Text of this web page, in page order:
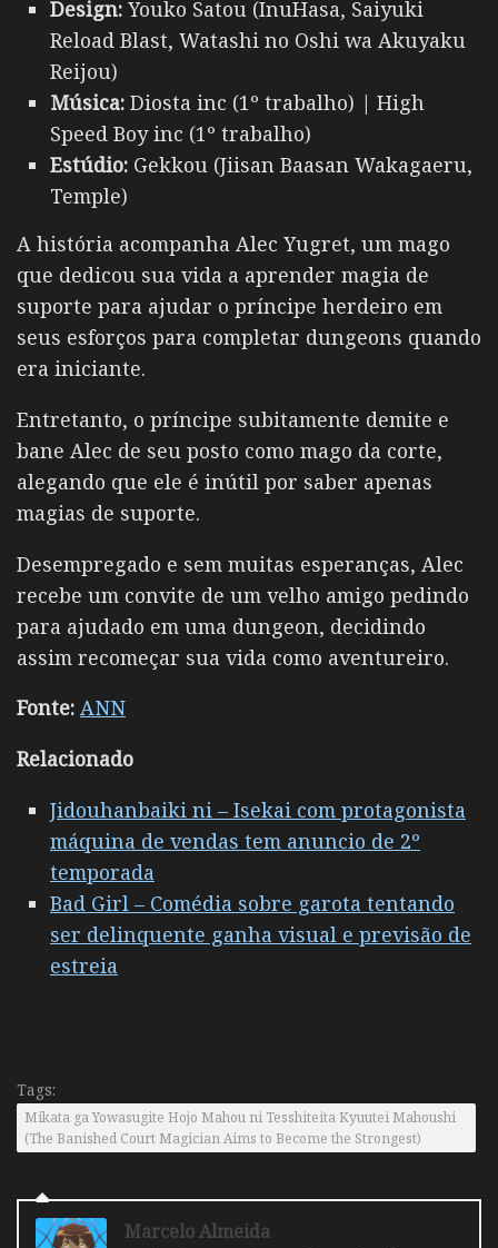
Design: Youko Satou (InuHasa, Saiyuki
Reload Blast, Watashi no Oshi wa Akuyaku
Reijou)
Música: Diosta inc (1º trabalho) | High
Speed Boy inc (1º trabalho)
Estúdio: Gekkou (Jiisan Baasan Wakagaeru,
Temple)
A história acompanha Alec Yugret, um mago
que dedicou sua vida a aprender magia de
suporte para ajudar o príncipe herdeiro em
seus esforços para completar dungeons quando
era iniciante.
Entretanto, o príncipe subitamente demite e
bane Alec de seu posto como mago da corte,
alegando que ele é inútil por saber apenas
magias de suporte.
Desempregado e sem muitas esperanças, Alec
recebe um convite de um velho amigo pedindo
para ajudado em uma dungeon, decidindo
assim recomeçar sua vida como aventureiro.
Fonte: ANN
Relacionado
Jidouhanbaiki ni – Isekai com protagonista
máquina de vendas tem anuncio de 2º
temporada
Bad Girl – Comédia sobre garota tentando
ser delinquente ganha visual e previsão de
estreia
Tags:
Mikata ga Yowasugite Hojo Mahou ni Tesshiteita Kyuutei Mahoushi
(The Banished Court Magician Aims to Become the Strongest)
Marcelo Almeida